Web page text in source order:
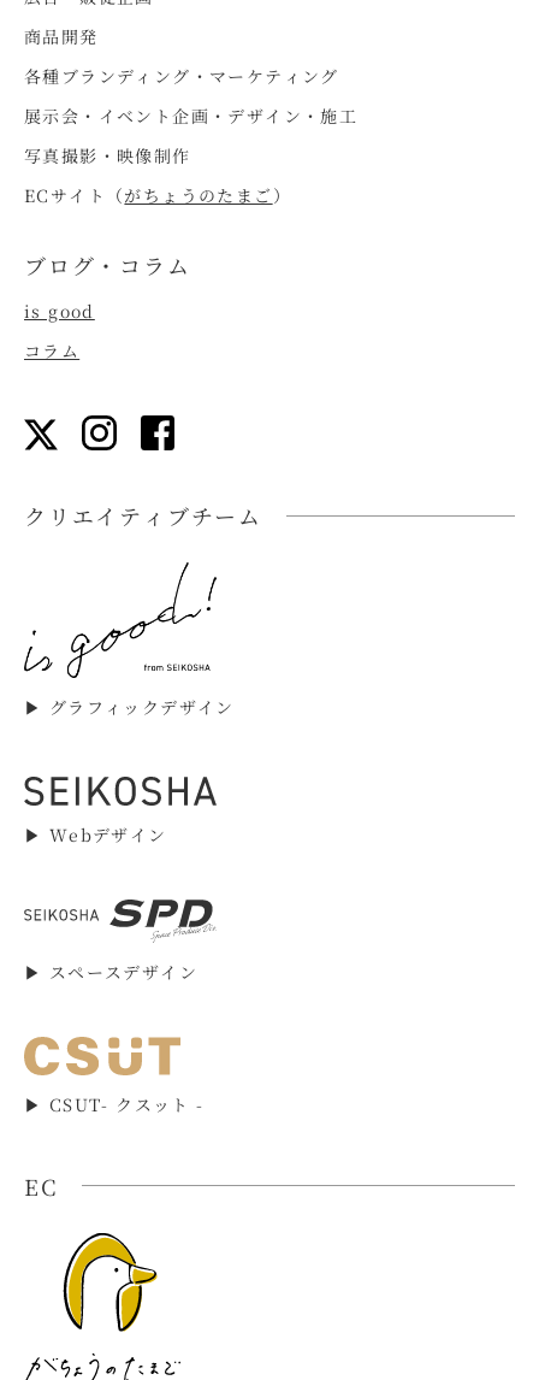
商品開発
各種ブランディング・マーケティング
展示会・イベント企画・デザイン・施工
写真撮影・映像制作
ECサイト（がちょうのたまご ）
ブログ・コラム
is good
コラム
クリエイティブチーム
▶︎ グラフィックデザイン
▶︎ Webデザイン
▶︎ スペースデザイン
▶︎ CSUT- クスット -
EC